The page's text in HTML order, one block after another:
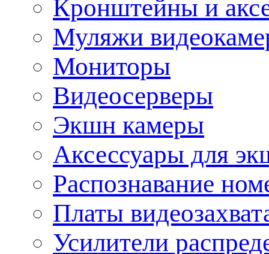
Кронштейны и
Муляжи
Мониторы
Видеосерверы
Экшн камеры
Аксессуары для
Распознавание
Платы
Усилители